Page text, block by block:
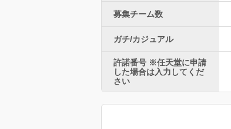
募集チーム数
ガチ/カジュアル
許諾番号 ※任天堂に申請
した場合は入力してくだ
さい